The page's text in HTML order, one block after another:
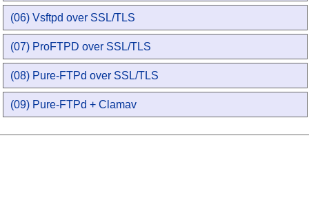
(06) Vsftpd over SSL/TLS
(07) ProFTPD over SSL/TLS
(08) Pure-FTPd over SSL/TLS
(09) Pure-FTPd + Clamav